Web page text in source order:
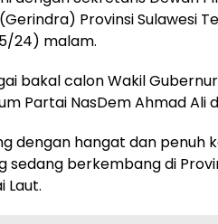
Provinsi Sulawesi
24) malam.
bakal calon Wakil
Partai NasDem Ahmad Ali
dengan hangat dan penuh
berkembang di
Laut.